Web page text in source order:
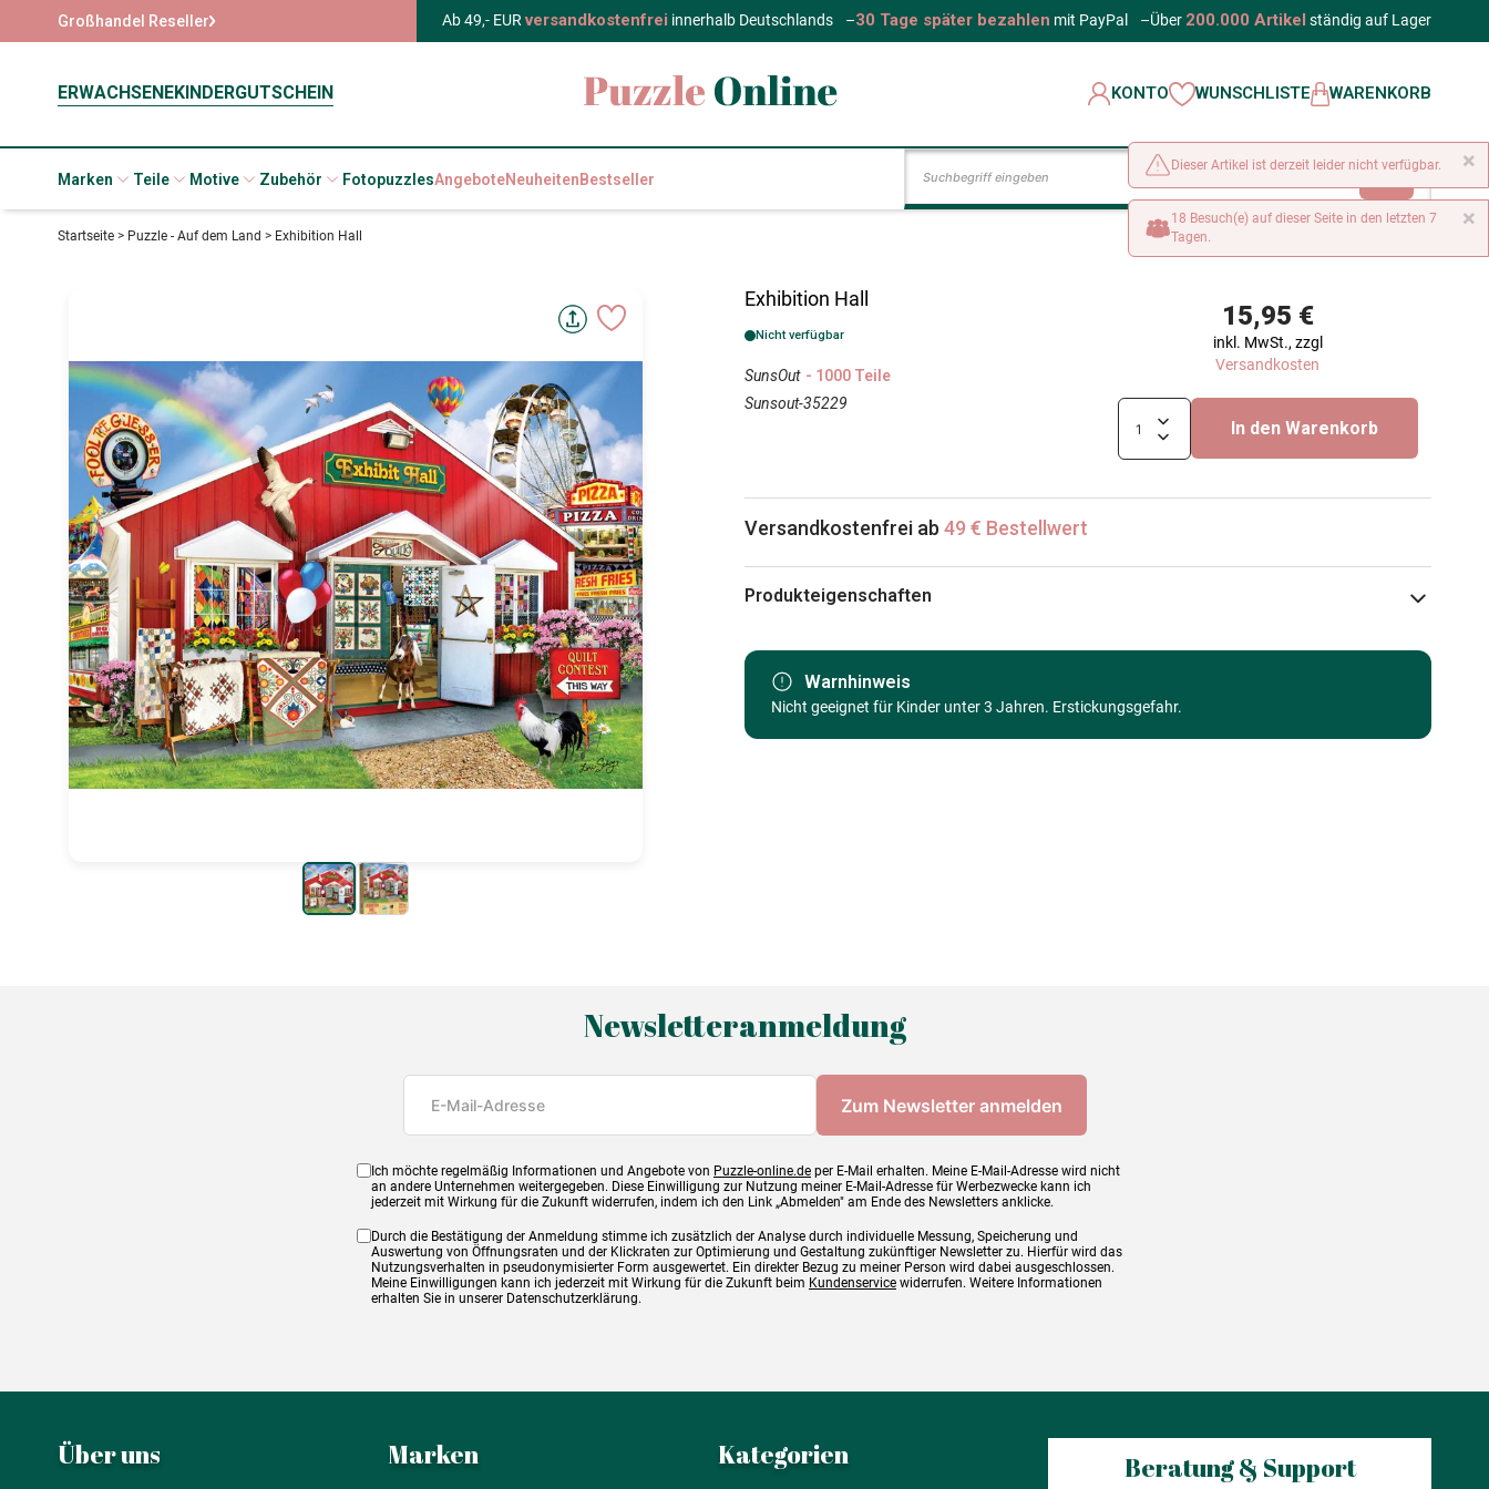
Großhandel Reseller Ab 49,- EURversandkostenfrei innerhalb Deutschlands –30 Tage später bezahlen mit PayPal –Über 200.000 Artikel ständig auf Lager
ERWACHSENEKINDERGUTSCHEIN KONTO WUNSCHLISTE WARENKORB
Marken Teile Motive Zubehör FotopuzzlesAngeboteNeuheitenBestseller
Startseite > Puzzle - Auf dem Land > Exhibition Hall
Exhibition Hall
Nicht verfügbar
SunsOut - 1000 Teile
Sunsout-35229
15,95 €
inkl. MwSt., zzgl
Versandkosten
In den Warenkorb
Versandkostenfrei ab 49 € Bestellwert
Produkteigenschaften
Kategorie
Puzzle für Erwachsene (500 bis 48000 Teile)
Warnhinweis
Nicht geeignet für Kinder unter 3 Jahren. Erstickungsgefahr.
Newsletteranmeldung
Ich möchte regelmäßig Informationen und Angebote von Puzzle-online.de per E-Mail erhalten. Meine E-Mail-Adresse wird nicht
an andere Unternehmen weitergegeben. Diese Einwilligung zur Nutzung meiner E-Mail-Adresse für Werbezwecke kann ich
jederzeit mit Wirkung für die Zukunft widerrufen, indem ich den Link „Abmelden" am Ende des Newsletters anklicke.
Durch die Bestätigung der Anmeldung stimme ich zusätzlich der Analyse durch individuelle Messung, Speicherung und
Auswertung von Öffnungsraten und der Klickraten zur Optimierung und Gestaltung zukünftiger Newsletter zu. Hierfür wird das
Nutzungsverhalten in pseudonymisierter Form ausgewertet. Ein direkter Bezug zu meiner Person wird dabei ausgeschlossen.
Meine Einwilligungen kann ich jederzeit mit Wirkung für die Zukunft beim Kundenservice widerrufen. Weitere Informationen
erhalten Sie in unserer Datenschutzerklärung.
Über uns Marken Kategorien Beratung & Support
×
Dieser Artikel ist derzeit leider nicht verfügbar.
×
18 Besuch(e) auf dieser Seite in den letzten 7
Tagen.